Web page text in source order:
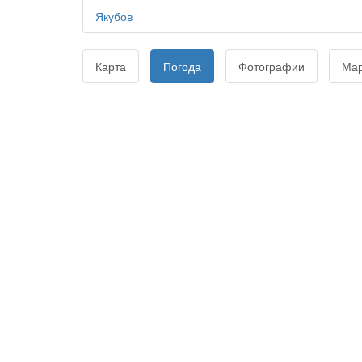
Якубов
Карта Погода Фотографии